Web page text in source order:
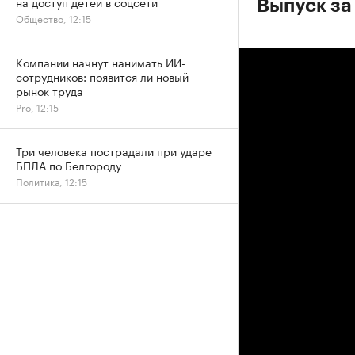
Выпуск
Общество, 12:15
Компании начнут нанимать ИИ-
сотрудников: появится ли новый
рынок труда
Pro, 12:15
Три человека пострадали при ударе
БПЛА по Белгороду
Политика, 12:15